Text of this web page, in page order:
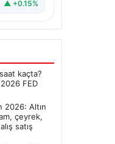
▲ +0.15%
kaçta?
FED
2026: Altın
çeyrek,
satış